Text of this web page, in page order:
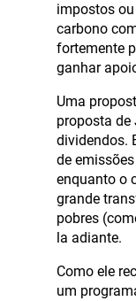
impostos
carbono
fortemente
ganhar
Uma
proposta de
dividendos.
de
enquanto o
grande
pobres
la adiante.
Como ele
um